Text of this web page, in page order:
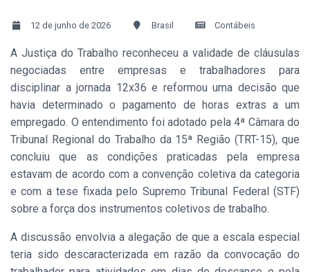
12 de junho de 2026 Brasil Contábeis
A Justiça do Trabalho reconheceu a validade de cláusulas
negociadas entre empresas e trabalhadores para
disciplinar a jornada 12x36 e reformou uma decisão que
havia determinado o pagamento de horas extras a um
empregado. O entendimento foi adotado pela 4ª Câmara do
Tribunal Regional do Trabalho da 15ª Região (TRT-15), que
concluiu que as condições praticadas pela empresa
estavam de acordo com a convenção coletiva da categoria
e com a tese fixada pelo Supremo Tribunal Federal (STF)
sobre a força dos instrumentos coletivos de trabalho.
A discussão envolvia a alegação de que a escala especial
teria sido descaracterizada em razão da convocação do